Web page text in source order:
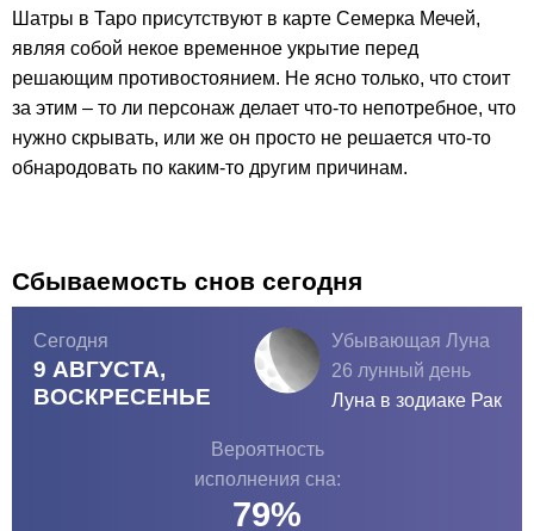
Шатры в Таро присутствуют в карте Семерка Мечей,
являя собой некое временное укрытие перед
решающим противостоянием. Не ясно только, что стоит
за этим – то ли персонаж делает что-то непотребное, что
нужно скрывать, или же он просто не решается что-то
обнародовать по каким-то другим причинам.
Сбываемость снов сегодня
Сегодня
9 АВГУСТА,
ВОСКРЕСЕНЬЕ
Убывающая Луна
26 лунный день
Луна в зодиаке Рак
Вероятность
исполнения сна:
79%